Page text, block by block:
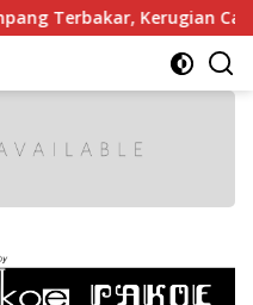
Kerugian Capai